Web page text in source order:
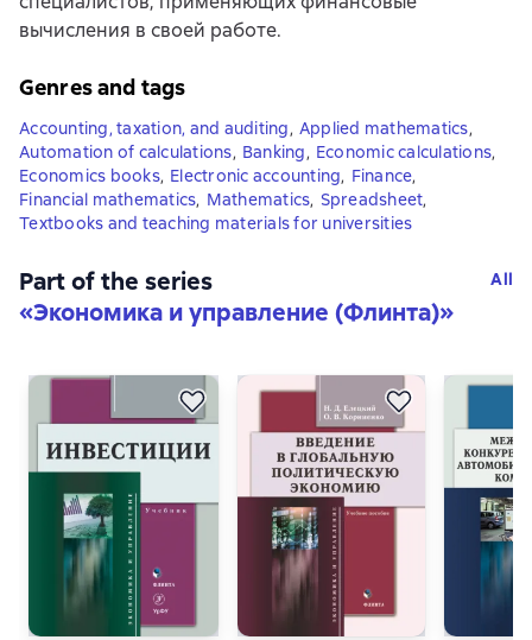
вычисления в своей работе.
Genres and tags
Accounting, taxation, and auditing, Applied mathematics,
Automation of calculations, Banking, Economic calculations,
Economics books, Electronic accounting, Finance,
Financial mathematics, Mathematics, Spreadsheet,
Textbooks and teaching materials for universities
Part of the series
«Экономика и управление (Флинта)»
All